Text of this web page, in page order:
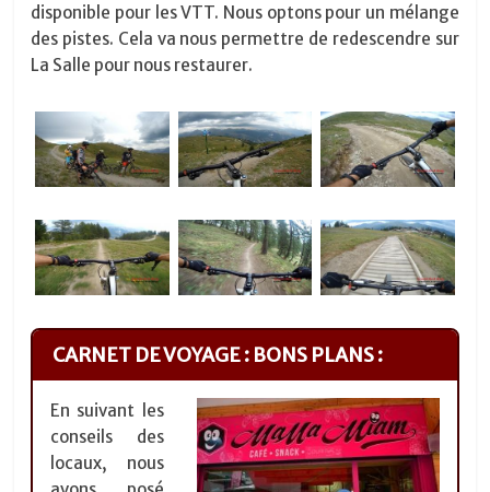
disponible pour les VTT. Nous optons pour un mélange
des pistes. Cela va nous permettre de redescendre sur
La Salle pour nous restaurer.
CARNET DE VOYAGE : BONS PLANS :
En suivant les
conseils des
locaux, nous